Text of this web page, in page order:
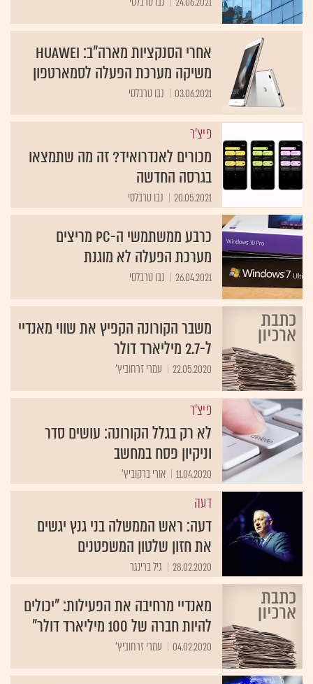
אחרי הסנקציות מארה"ב: Huawei
משיקה מערכת הפעלה לסמארטפון
03.06.2021 נבו טרבלסי
פיצ'ר
מכורים לאנדרואיד? זה מה שתמצאו
בגרסה החדשה
20.05.2021 נבו טרבלסי
כרבע ממשתמשי ה-PC מריצים
מערכת הפעלה לא מוגנת
26.04.2021 נבו טרבלסי
משבר הקורונה הקפיץ את שווי מאנדיי
ל-2.7 מיליארד דולר
22.05.2020 עמרי זרחוביץ'
פיצ'ר
לא רק בגלל הקורונה: עושים סדר
וניקיון פסח במחשב
11.04.2020 אורי ברקוביץ'
דעה
דעה: ראש הממשלה בני גנץ יגשים
את חזון שלטון המשפטנים
28.02.2020 גיל ברינגר
מאנדיי מרחיבה את הפעילות: "יכולים
להיות חברה של 100 מיליארד דולר"
04.02.2020 עמרי זרחוביץ'